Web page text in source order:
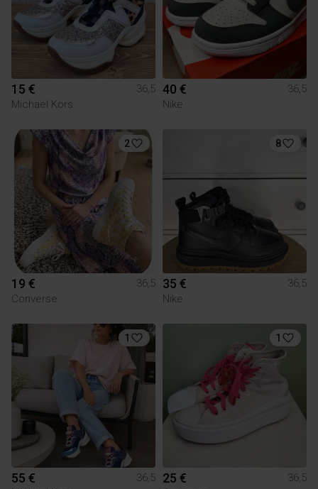
15 €
36,5
Michael Kors
40 €
36,5
Nike
2
19 €
36,5
Converse
8
35 €
36,5
Nike
1
55 €
36,5
1
25 €
36,5